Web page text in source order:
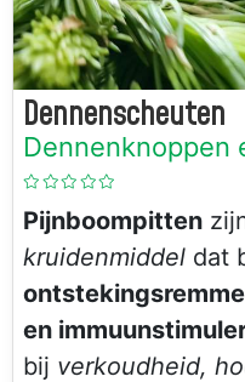
Dennenscheuten
Dennenknoppen
Pijnboompitten
kruidenmiddel dat
en
bij verkoudheid,